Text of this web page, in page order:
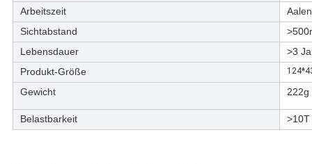
Arbeitszeit
Sichtabstand
Lebensdauer
>3
Produkt-Größe
Gewicht 222g
Belastbarkeit >10T